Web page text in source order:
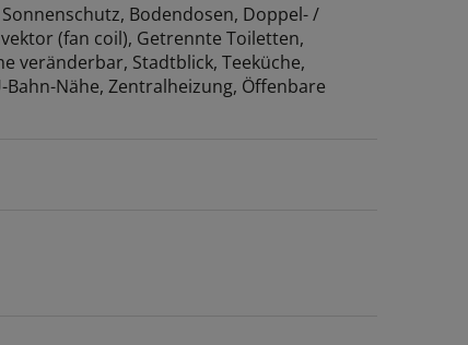
Bodendosen Doppel- /
(fan coil) Getrennte Toiletten
veränderbar Stadtblick Teeküche
Bahn-Nähe Zentralheizung Öffenbare